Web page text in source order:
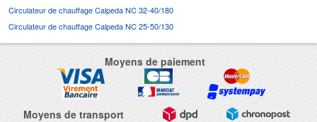
Circulateur de chauffage Calpeda NC 32-40/180
Circulateur de chauffage Calpeda NC 25-50/130
Moyens de paiement
Moyens de transport